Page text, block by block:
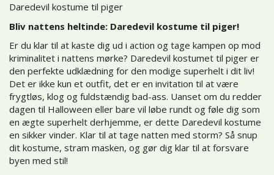
Daredevil kostume til piger
Bliv nattens heltinde: Daredevil kostume til piger!
Er du klar til at kaste dig ud i action og tage kampen op mod
kriminalitet i nattens mørke? Daredevil kostumet til piger er
den perfekte udklædning for den modige superhelt i dit liv!
Det er ikke kun et outfit, det er en invitation til at være
frygtløs, klog og fuldstændig bad-ass. Uanset om du redder
dagen til Halloween eller bare vil løbe rundt og føle dig som
en ægte superhelt derhjemme, er dette Daredevil kostume
en sikker vinder. Klar til at tage natten med storm? Så snup
dit kostume, stram masken, og gør dig klar til at forsvare
byen med stil!